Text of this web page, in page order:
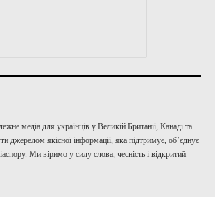
медіа для українців у Великій Британії, Канаді та
якісної інформації, яка підтримує, об’єднує
Ми віримо у силу слова, чесність і відкритий